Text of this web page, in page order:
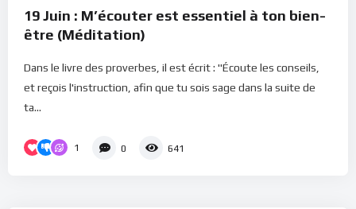
19 Juin : M’écouter est essentiel à ton bien-
être (Méditation)
Dans le livre des proverbes, il est écrit : "Écoute les conseils,
et reçois l'instruction, afin que tu sois sage dans la suite de
ta...
1 0 641